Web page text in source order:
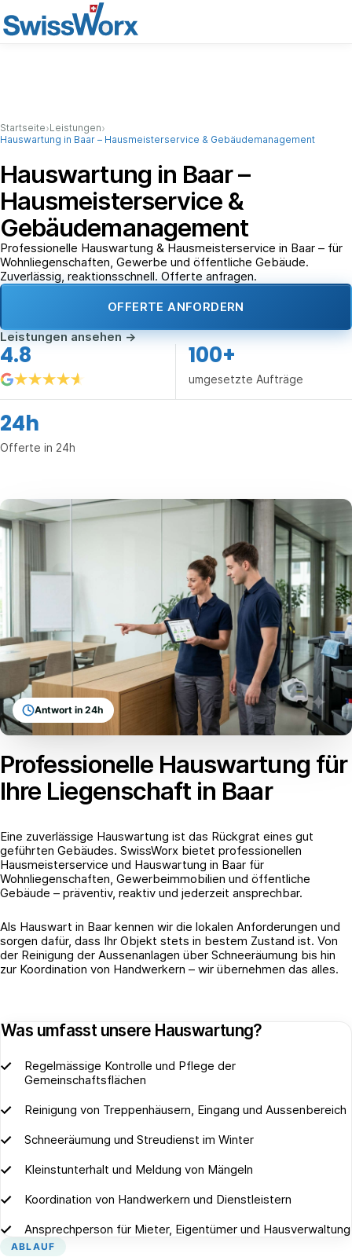
Startseite›Leistungen›
Hauswartung in Baar – Hausmeisterservice & Gebäudemanagement
Hauswartung in Baar –
Hausmeisterservice &
Gebäudemanagement
Professionelle Hauswartung & Hausmeisterservice in Baar – für
Wohnliegenschaften, Gewerbe und öffentliche Gebäude.
Zuverlässig, reaktionsschnell. Offerte anfragen.
OFFERTE ANFORDERN
Leistungen ansehen→
4.8 100+
umgesetzte Aufträge
24h
Offerte in 24h
Antwort in 24h
Professionelle Hauswartung für
Ihre Liegenschaft in Baar
Eine zuverlässige Hauswartung ist das Rückgrat eines gut
geführten Gebäudes. SwissWorx bietet professionellen
Hausmeisterservice und Hauswartung in Baar für
Wohnliegenschaften, Gewerbeimmobilien und öffentliche
Gebäude – präventiv, reaktiv und jederzeit ansprechbar.
Als Hauswart in Baar kennen wir die lokalen Anforderungen und
sorgen dafür, dass Ihr Objekt stets in bestem Zustand ist. Von
der Reinigung der Aussenanlagen über Schneeräumung bis hin
zur Koordination von Handwerkern – wir übernehmen das alles.
Was umfasst unsere Hauswartung?
Regelmässige Kontrolle und Pflege der
Gemeinschaftsflächen
Reinigung von Treppenhäusern, Eingang und Aussenbereich
Schneeräumung und Streudienst im Winter
Kleinstunterhalt und Meldung von Mängeln
Koordination von Handwerkern und Dienstleistern
Ansprechperson für Mieter, Eigentümer und Hausverwaltung
ABLAUF